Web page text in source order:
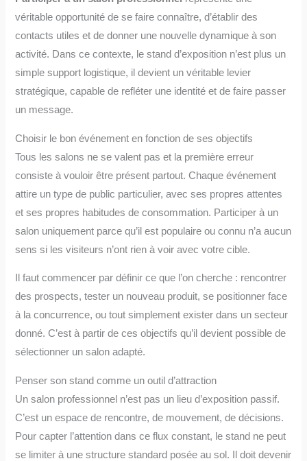
véritable opportunité de se faire connaître, d’établir des
contacts utiles et de donner une nouvelle dynamique à son
activité. Dans ce contexte, le stand d’exposition n’est plus un
simple support logistique, il devient un véritable levier
stratégique, capable de refléter une identité et de faire passer
un message.
Choisir le bon événement en fonction de ses objectifs
Tous les salons ne se valent pas et la première erreur
consiste à vouloir être présent partout. Chaque événement
attire un type de public particulier, avec ses propres attentes
et ses propres habitudes de consommation. Participer à un
salon uniquement parce qu’il est populaire ou connu n’a aucun
sens si les visiteurs n’ont rien à voir avec votre cible.
Il faut commencer par définir ce que l’on cherche : rencontrer
des prospects, tester un nouveau produit, se positionner face
à la concurrence, ou tout simplement exister dans un secteur
donné. C’est à partir de ces objectifs qu’il devient possible de
sélectionner un salon adapté.
Penser son stand comme un outil d’attraction
Un salon professionnel n’est pas un lieu d’exposition passif.
C’est un espace de rencontre, de mouvement, de décisions.
Pour capter l’attention dans ce flux constant, le stand ne peut
se limiter à une structure standard posée au sol. Il doit devenir